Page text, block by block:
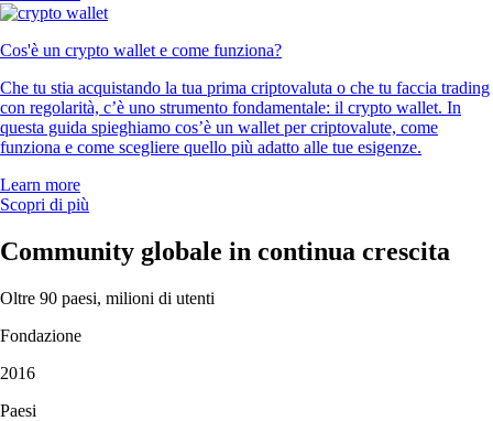
Cos'è un crypto wallet e come funziona?
Che tu stia acquistando la tua prima criptovaluta o che tu faccia trading
con regolarità, c’è uno strumento fondamentale: il crypto wallet. In
questa guida spieghiamo cos’è un wallet per criptovalute, come
funziona e come scegliere quello più adatto alle tue esigenze.
Learn more
Scopri di più
Community globale in continua crescita
Oltre 90 paesi, milioni di utenti
Fondazione
2016
Paesi